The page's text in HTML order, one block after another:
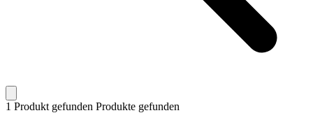
1 Produkt gefunden Produkte gefunden